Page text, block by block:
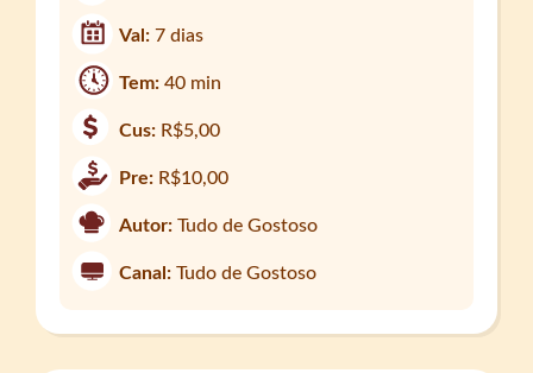
Val:7 dias
Tem:40 min
Cus: R$5,00
Pre: R$10,00
Autor: Tudo de Gostoso
Canal: Tudo de Gostoso